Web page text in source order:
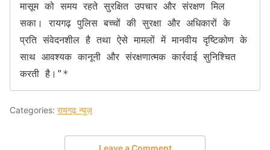
मासूम को समय रहते सुरक्षित उपचार और संरक्षण मिल
सका। रायगढ़ पुलिस बच्चों की सुरक्षा और अधिकारों के
प्रति संवेदनशील है तथा ऐसे मामलों में मानवीय दृष्टिकोण के
साथ आवश्यक कानूनी और संरक्षणात्मक कार्रवाई सुनिश्चित
करती है।"*
Categories: रायगढ़ न्यूज़
Leave a Comment